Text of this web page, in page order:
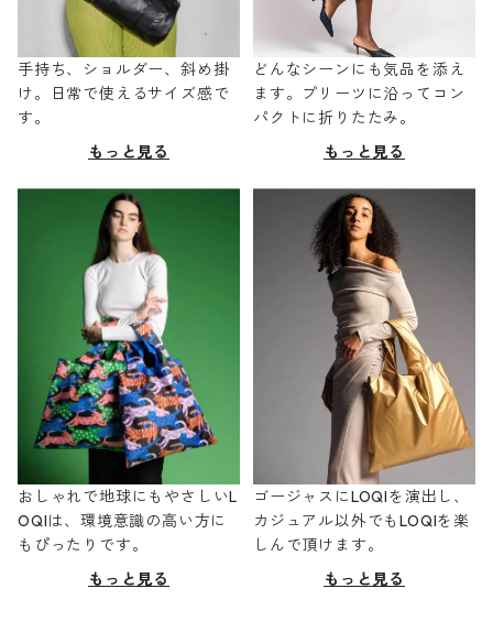
手持ち、ショルダー、斜め掛
け。日常で使えるサイズ感で
す。
もっと見る
どんなシーンにも気品を添え
ます。プリーツに沿ってコン
パクトに折りたたみ。
もっと見る
おしゃれで地球にもやさしいL
OQIは、環境意識の高い方に
もぴったりです。
もっと見る
ゴージャスにLOQIを演出し、
カジュアル以外でもLOQIを楽
しんで頂けます。
もっと見る